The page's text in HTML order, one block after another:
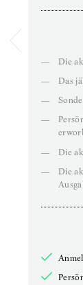
—
Die
—
Das
—
—
—
Die
—
Die